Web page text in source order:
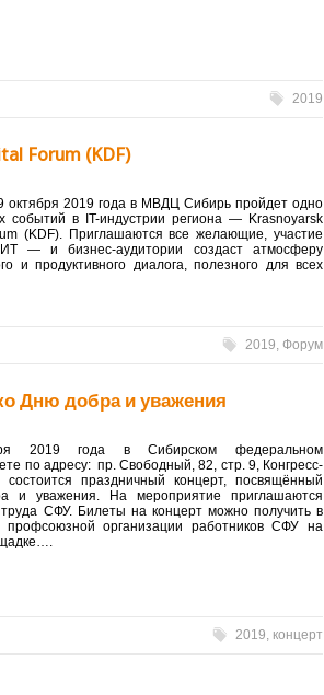
2019
Forum (KDF)
октября 2019 года в МВДЦ Сибирь пройдет одно
событий в IT-индустрии региона — Krasnoyarsk
(KDF). Приглашаются все желающие, участие
— и бизнес-аудитории создаст атмосферу
и продуктивного диалога, полезного для всех
2019, Форум
Дню добра и уважения
2019 года в Сибирском федеральном
по адресу: пр. Свободный, 82, стр. 9, Конгресс-
праздничный концерт, посвящённый
и уважения. На мероприятие приглашаются
СФУ. Билеты на концерт можно получить в
профсоюзной организации работников СФУ на
2019 концерт